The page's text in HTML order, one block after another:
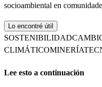
socioambiental en
Lo encontré útil
SOSTENIBILIDAD
CLIMÁTICOMINERÍA
Lee esto a continuación